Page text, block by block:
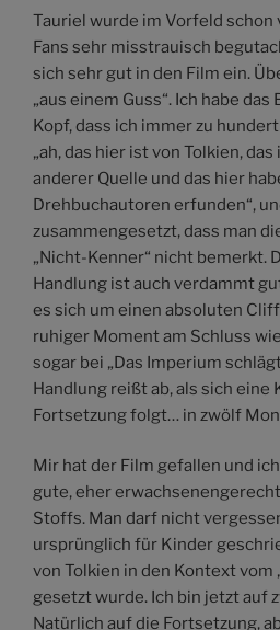
Tauriel wurde im Vorfeld schon
Fans sehr misstrauisch
sich sehr gut in den Film ein.
„aus einem Guss“. Ich habe
Kopf, dass ich immer zu
„ah, das hier ist von Tolkien,
anderer Quelle und das hier
Drehbuchautoren erfunden“,
zusammengesetzt, dass man
„Nicht-Kenner“ nicht bemerkt.
Handlung ist auch verdammt
es sich um einen absoluten
ruhiger Moment am Schluss
sogar bei „Das Imperium
Handlung reißt ab, als sich eine
Fortsetzung folgt… in zwölf
Mir hat der Film gefallen und
gute, eher
Stoffs. Man darf nicht
ursprünglich für Kinder
von Tolkien in den Kontext vom
gesetzt wurde. Ich bin jetzt auf
Natürlich auf die Fortsetzung,